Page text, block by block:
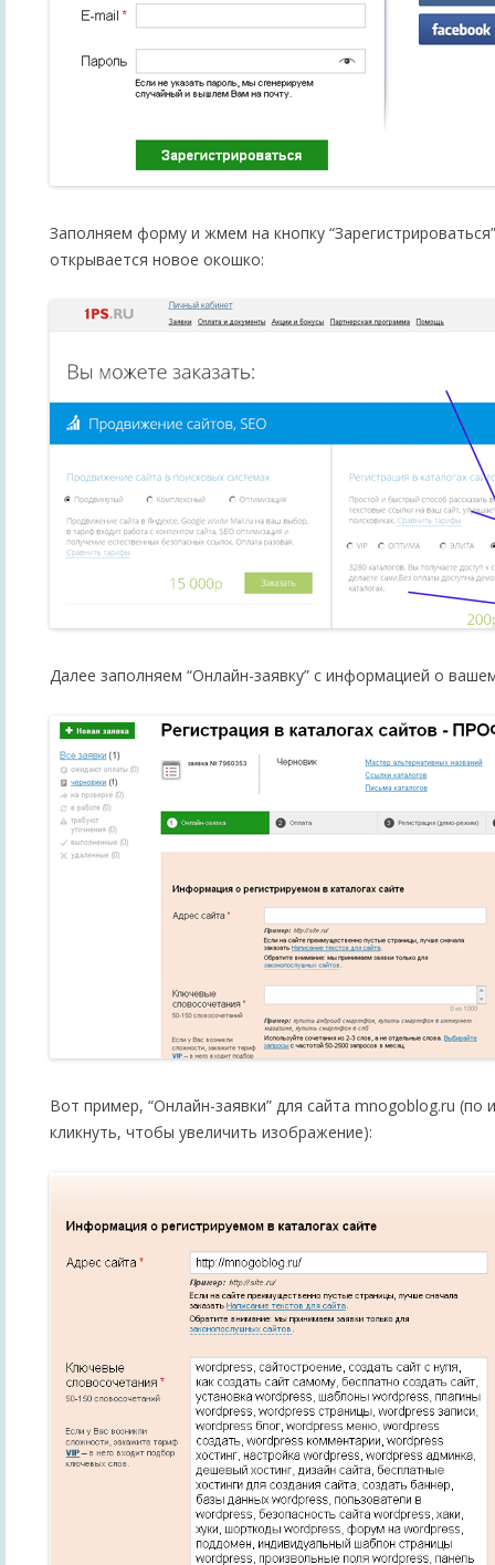
Заполняем форму и жмем на кнопку
открывается новое окошко:
Далее заполняем “Онлайн-заявку” с информацией о
Вот пример, “Онлайн-заявки” для сайта mnogoblog.ru
кликнуть, чтобы увеличить изображение):